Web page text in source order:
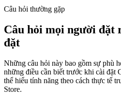
Câu hỏi thường gặp
Câu hỏi mọi người đặt
đặt
Những câu hỏi này bao gồm sự phù
những điều cần biết trước khi cài đặt
thể hiểu tính năng theo cách thực tế
Store.